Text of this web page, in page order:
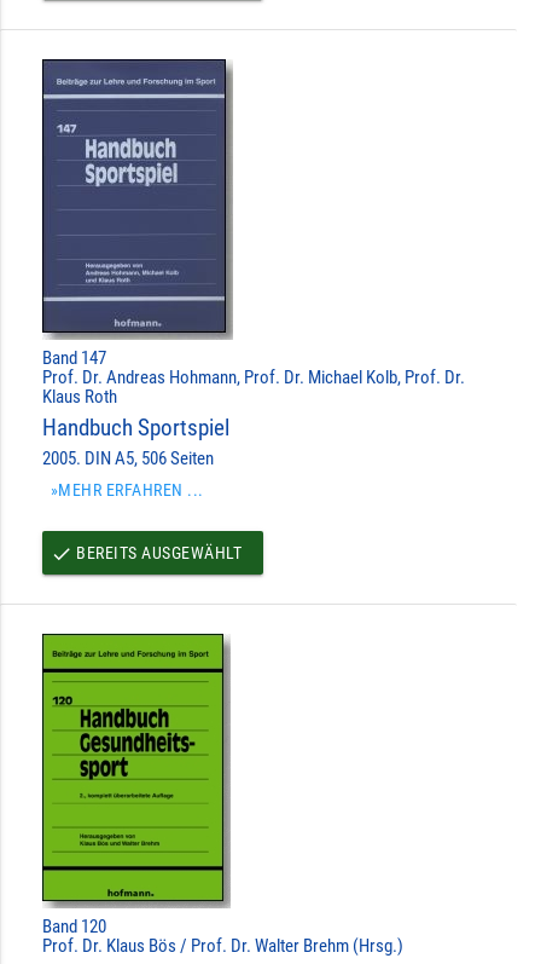
Band 147
Prof. Dr. Andreas Hohmann, Prof. Dr. Michael Kolb, Prof. Dr.
Klaus Roth
Handbuch Sportspiel
2005. DIN A5, 506 Seiten
»MEHR ERFAHREN ...
done BEREITS AUSGEWÄHLT
Band 120
Prof. Dr. Klaus Bös / Prof. Dr. Walter Brehm (Hrsg.)